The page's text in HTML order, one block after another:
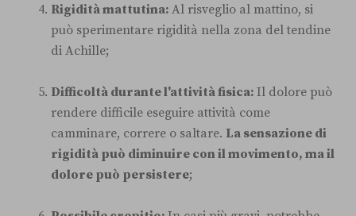
Rigidità mattutina: Al risveglio al mattino, si
può sperimentare rigidità nella zona del tendine
di Achille;
Difficoltà durante l'attività fisica: Il dolore può
rendere difficile eseguire attività come
camminare, correre o saltare. La sensazione di
rigidità può diminuire con il movimento, ma il
dolore può persistere;